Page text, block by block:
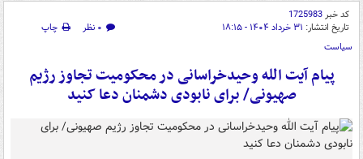
کد خبر1725983
تاریخ انتشار: ۳۱ خرداد ۱۴۰۴ - ۱۸:۱۵ ۰ نظر
چاپ
سیاست
پیام آیت‌ الله وحیدخراسانی در محکومیت تجاوز رژیم
صهیونی/ برای نابودی دشمنان دعا کنید